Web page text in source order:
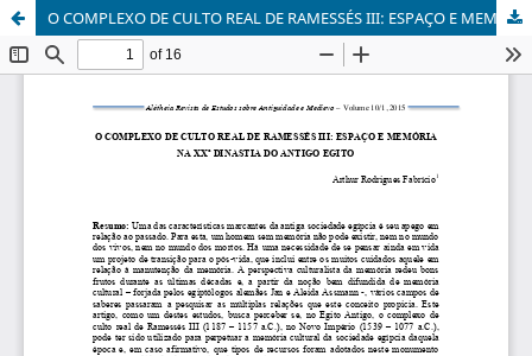
O COMPLEXO DE CULTO REAL DE RAMESSÉS III: ESPAÇO E MEMÓRIA NA XXª DINASTIA DO ANTIGO EGITO